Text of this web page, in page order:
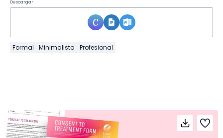
Descargar
Formal Minimalista Profesional